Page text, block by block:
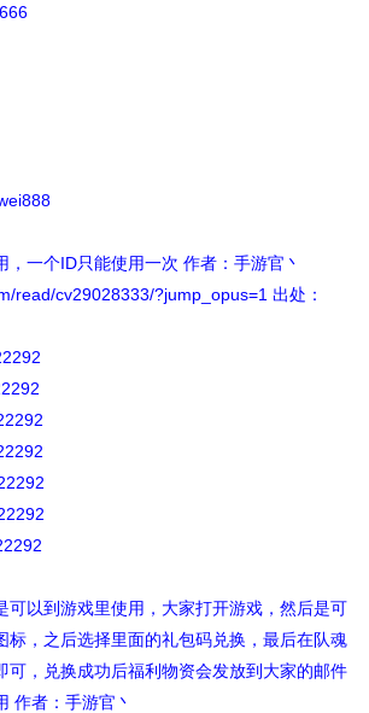
，一个ID只能使用一次 作者：手游官丶
read/cv29028333/?jump_opus=1 出处：
可以到游戏里使用，大家打开游戏，然后是可
标，之后选择里面的礼包码兑换，最后在队魂
可，兑换成功后福利物资会发放到大家的邮件
作者：手游官丶